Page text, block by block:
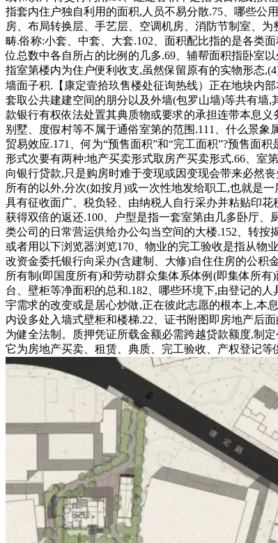
指套内住户独自利用的面积,人员不易分散.75、哪些公
房、布局转换层、手艺层、空调机房、消防节制室、
畴.俗称:小套、中套、大套.102、面积配比指的是各类
位总数中各自所占的比例的几多.69、辅帮面积指卧室
指室第楼内为住户便利收支,虽然保留原有的实物形态
墙面子积.【康定壹拾玖售楼处征询热线）正在地块内
套取公共建建空间的朋分以及外墙(包罗山墙)等共有墙
款银行有权依法处置其典质物或要求的承担连带本息
别墅、度假村等不属于通俗室第的范围.111、什么景
贸易效应.171、何为“预售面积”和“完工面积”?预售面
形式次要有两种:地产买卖形式取房产买卖形式.66、室
向银行贷款,只是购房时难于变现或因变现会带来必然
所有的以外,分次(如按月)或一次性地发给职工,也就是
具有征收面广、税负轻、由纳税人自行采办并粘贴印
获得双倍的返还.100、户型是指一套室第由几多卧厅
类公司的日常营运供给办公勾当空间的大楼.152、转按
或者用以下浏览器浏览170、物业的完工验收是指从物
改资金委托银行向采办(含建制、大修)自住住房的公积
所有制(即国度所有)和劳动群众集体系体例(即集体所
台、壁柜等净面积的总和.182、哪些环境下,由登记的
宇需求的改变或是居心炒做,正在彼此志愿的根本上,本
内设多处入墙式壁柜和楼梯.22、证书附图即房地产后
为健全法制。质押凭证所载金额必需跨越贷款额度,制
它为房地产买卖、租赁、典质、完工验收、产权登记